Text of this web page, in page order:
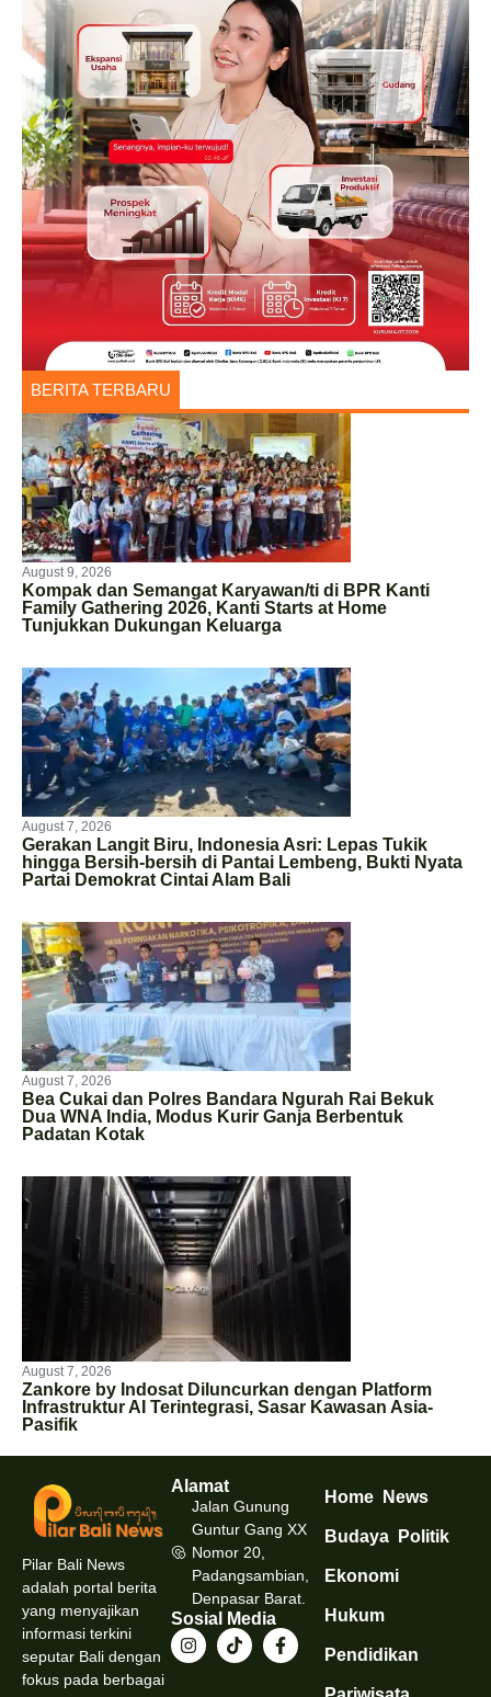
BERITA TERBARU
August 9, 2026
Kompak dan Semangat Karyawan/ti di BPR Kanti
Family Gathering 2026, Kanti Starts at Home
Tunjukkan Dukungan Keluarga
August 7, 2026
Gerakan Langit Biru, Indonesia Asri: Lepas Tukik
hingga Bersih-bersih di Pantai Lembeng, Bukti Nyata
Partai Demokrat Cintai Alam Bali
August 7, 2026
Bea Cukai dan Polres Bandara Ngurah Rai Bekuk
Dua WNA India, Modus Kurir Ganja Berbentuk
Padatan Kotak
August 7, 2026
Zankore by Indosat Diluncurkan dengan Platform
Infrastruktur AI Terintegrasi, Sasar Kawasan Asia-
Pasifik
Pilar Bali News
adalah portal berita
yang menyajikan
informasi terkini
seputar Bali dengan
fokus pada berbagai
Alamat
Jalan Gunung
Guntur Gang XX
Nomor 20,
Padangsambian,
Denpasar Barat.
Sosial Media
Home News
Budaya Politik
Ekonomi
Hukum
Pendidikan